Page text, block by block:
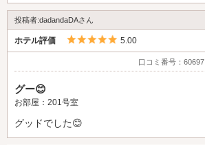
投稿者:dadandaDAさん
ホテル評価 5つ星のうち5
5.00
口コミ番号：60697
グー😊
お部屋：201号室
グッドでした😊